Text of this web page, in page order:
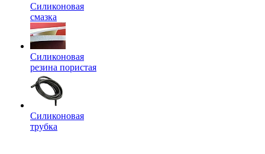
Силиконовая
смазка
Силиконовая
резина пористая
Силиконовая
трубка